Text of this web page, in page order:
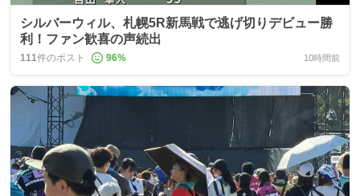
シルバーウィル、札幌5R新馬戦で逃げ切りデビュー勝
利！ファン歓喜の声続出
111件のポスト 96% 10時間前